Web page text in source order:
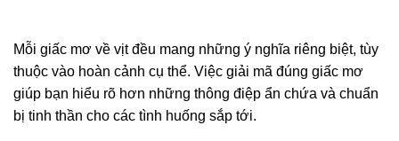
Mỗi giấc mơ về vịt đều mang những ý nghĩa riêng biệt, tùy
thuộc vào hoàn cảnh cụ thể. Việc giải mã đúng giấc mơ
giúp bạn hiểu rõ hơn những thông điệp ẩn chứa và chuẩn
bị tinh thần cho các tình huống sắp tới.